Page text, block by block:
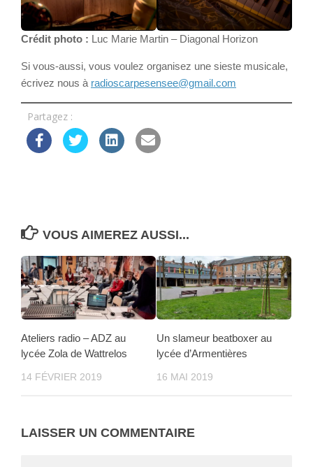
Crédit photo : Luc Marie Martin – Diagonal Horizon
Si vous-aussi, vous voulez organisez une sieste musicale,
écrivez nous à radioscarpesensee@gmail.com
Partagez :
VOUS AIMEREZ AUSSI...
Ateliers radio – ADZ au
lycée Zola de Wattrelos
14 FÉVRIER 2019
Un slameur beatboxer au
lycée d’Armentières
16 MAI 2019
LAISSER UN COMMENTAIRE